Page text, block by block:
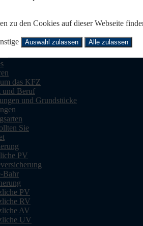
das KFZ
und Beruf
und Grundstücke
Sie
PV
Bahr
PV
RV
AV
UV
zu den Cookies auf dieser Webseite
Auswahl zulassen Alle zulassen